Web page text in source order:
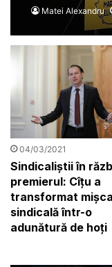
Matei Alexandru
04/03/2021
Sindicaliștii în
premierul: Cîţu a
transformat
sindicală într-o
adunătură de hoţi